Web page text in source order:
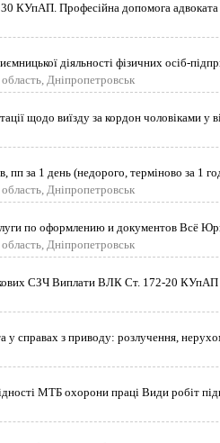
КУпАП. Професійна допомога
діяльності фізичних осіб-
Дніпропетровськ
щодо виїзду за кордон чоловіками у
пп за 1 день (недорого, терміново за 1
Дніпропетровськ
по оформлению и документов Всё
Дніпропетровськ
СЗЧ Виплати ВЛК Ст. 172-20 КУпАП
у справах з приводу: розлучення,
МТБ охорони праці Види робіт